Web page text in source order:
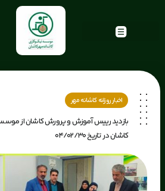
اخبار روزانه کاشانه مهر
بازدید رییس آموزش و پرورش کاشان از
کاشان در تاریخ ۰۴/۰۲/۳۰